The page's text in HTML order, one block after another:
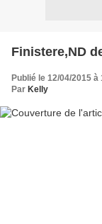
Finistere,ND
Publié le 12/04/2015 à
Par Kelly